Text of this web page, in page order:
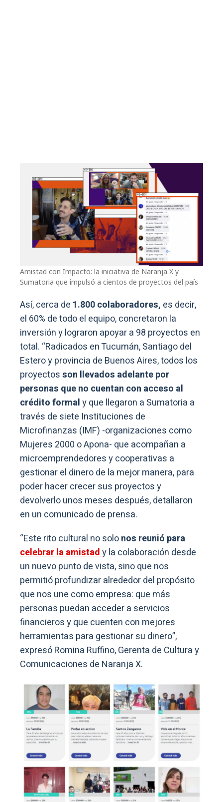
Amistad con Impacto: la iniciativa de Naranja X y
Sumatoria que impulsó a cientos de proyectos del país
Así, cerca de 1.800 colaboradores, es decir,
el 60% de todo el equipo, concretaron la
inversión y lograron apoyar a 98 proyectos en
total. “Radicados en Tucumán, Santiago del
Estero y provincia de Buenos Aires, todos los
proyectosson llevados adelante por
personas que no cuentan con acceso al
crédito formaly que llegaron a Sumatoria a
través de siete Instituciones de
Microfinanzas (IMF) -organizaciones como
Mujeres 2000 o Apona- que acompañan a
microemprendedores y cooperativas a
gestionar el dinero de la mejor manera, para
poder hacer crecer sus proyectos y
devolverlo unos meses después, detallaron
en un comunicado de prensa.
“Este rito cultural no solonos reunió para
celebrar la amistady la colaboración desde
un nuevo punto de vista, sino que nos
permitió profundizar alrededor del propósito
que nos une como empresa: que más
personas puedan acceder a servicios
financieros y que cuenten con mejores
herramientas para gestionar su dinero”,
expresó Romina Ruffino, Gerenta de Cultura y
Comunicaciones de Naranja X.